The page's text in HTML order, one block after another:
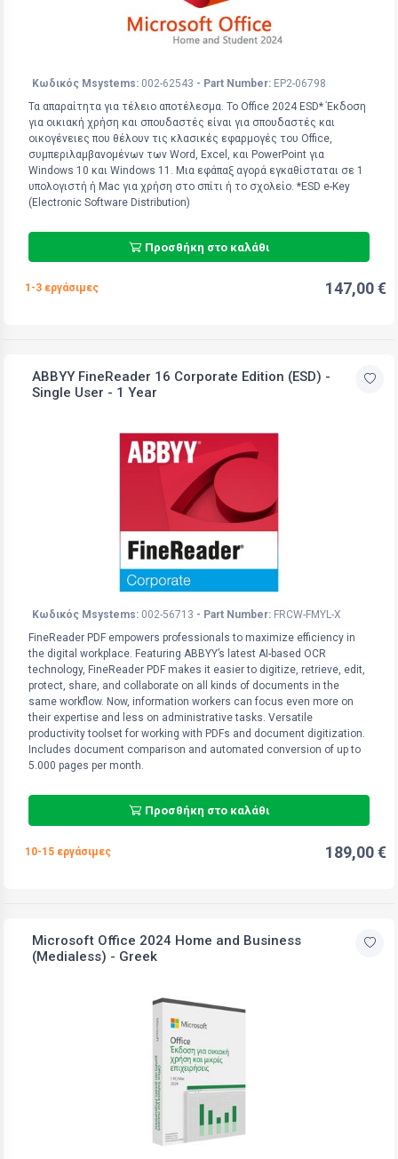
Κωδικός Msystems: 002-62543 - Part Number: EP2-06798
Τα απαραίτητα για τέλειο αποτέλεσμα. Το Office 2024 ESD* Έκδοση
για οικιακή χρήση και σπουδαστές είναι για σπουδαστές και
οικογένειες που θέλουν τις κλασικές εφαρμογές του Office,
συμπεριλαμβανομένων των Word, Excel, και PowerPoint για
Windows 10 και Windows 11. Μια εφάπαξ αγορά εγκαθίσταται σε 1
υπολογιστή ή Mac για χρήση στο σπίτι ή το σχολείο. *ESD e-Key
(Electronic Software Distribution)
Προσθήκη στο καλάθι
1-3 εργάσιμες 147,00 €
ABBYY FineReader 16 Corporate Edition (ESD) -
Single User - 1 Year
Κωδικός Msystems: 002-56713 - Part Number: FRCW-FMYL-X
FineReader PDF empowers professionals to maximize efficiency in
the digital workplace. Featuring ABBYY’s latest AI-based OCR
technology, FineReader PDF makes it easier to digitize, retrieve, edit,
protect, share, and collaborate on all kinds of documents in the
same workflow. Now, information workers can focus even more on
their expertise and less on administrative tasks. Versatile
productivity toolset for working with PDFs and document digitization.
Includes document comparison and automated conversion of up to
5.000 pages per month.
Προσθήκη στο καλάθι
10-15 εργάσιμες 189,00 €
Microsoft Office 2024 Home and Business
(Medialess) - Greek